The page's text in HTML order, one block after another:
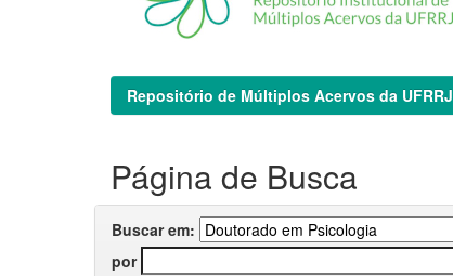
Repositório de Múltiplos Acervos da UFRRJ
Página de Busca
Buscar em:
por